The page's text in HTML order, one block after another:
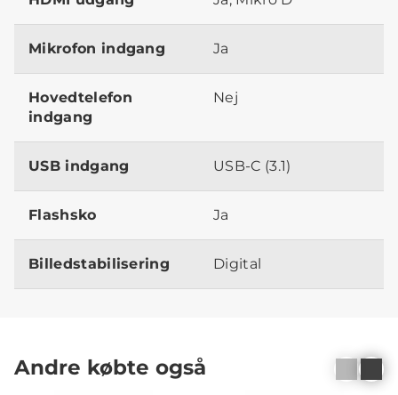
Mikrofon indgang Ja
Hovedtelefon
indgang
Nej
USB indgang USB-C (3.1)
Flashsko Ja
Billedstabilisering Digital
Andre købte også